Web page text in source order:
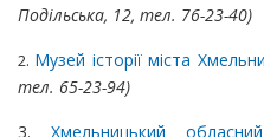
Подільська, 12, тел. 76-23-40)
2. Музей історії міста
тел. 65-23-94)
3.Хмельницький